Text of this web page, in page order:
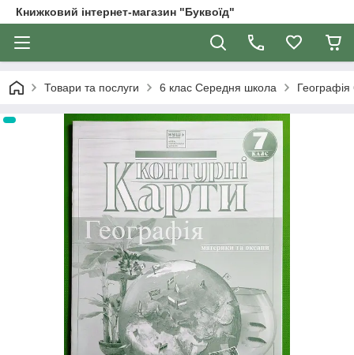
Книжковий інтернет-магазин "Буквоїд"
Товари та послуги 6 клас Середня школа Географія